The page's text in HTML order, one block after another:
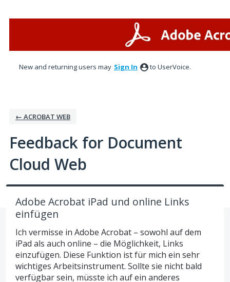
New and returning users may Sign In to UserVoice.
← ACROBAT WEB
Feedback for Document
Cloud Web
Adobe Acrobat iPad und online Links
einfügen
Ich vermisse in Adobe Acrobat – sowohl auf dem
iPad als auch online – die Möglichkeit, Links
einzufügen. Diese Funktion ist für mich ein sehr
wichtiges Arbeitsinstrument. Sollte sie nicht bald
verfügbar sein, müsste ich auf ein anderes